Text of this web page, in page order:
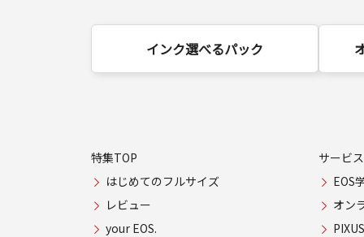
インク選べるパック
特集TOP
はじめてのフルサイズ
レビュー
your EOS.
サービ
EOS
オン